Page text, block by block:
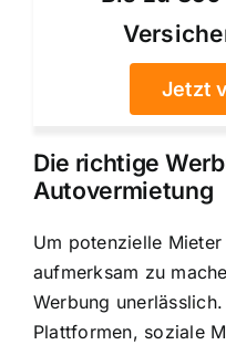
Jetzt
Die richtige
Autovermietung
Um potenzielle
aufmerksam zu
Werbung
Plattformen, soziale